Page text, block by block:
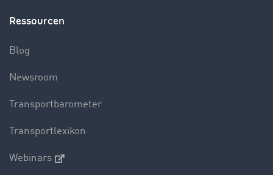
Ressourcen
Blog
Newsroom
Transportbarometer
Transportlexikon
Webinars